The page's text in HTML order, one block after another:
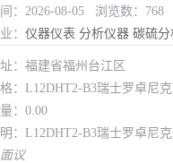
：2026-08-05 浏览数：768
： 仪器仪表 分析仪器 碳硫分
：福建省福州台江区
：L12DHT2-B3瑞士罗卓尼
：0.00
：L12DHT2-B3瑞士罗卓尼
面议